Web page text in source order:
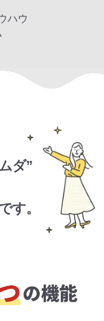
ハウ
ダ”
です。